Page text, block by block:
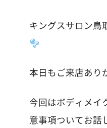
キングスサロン鳥
本日もご来店あり
今回はボディメイ
意事項ついてお話